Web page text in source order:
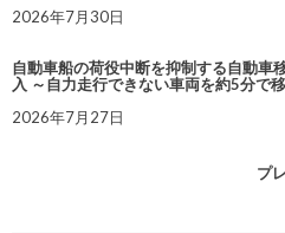
2026年7月30日
自動車船の荷役中断を抑制する自動車
入 ～自力走行できない車両を約5分で
2026年7月27日
プ